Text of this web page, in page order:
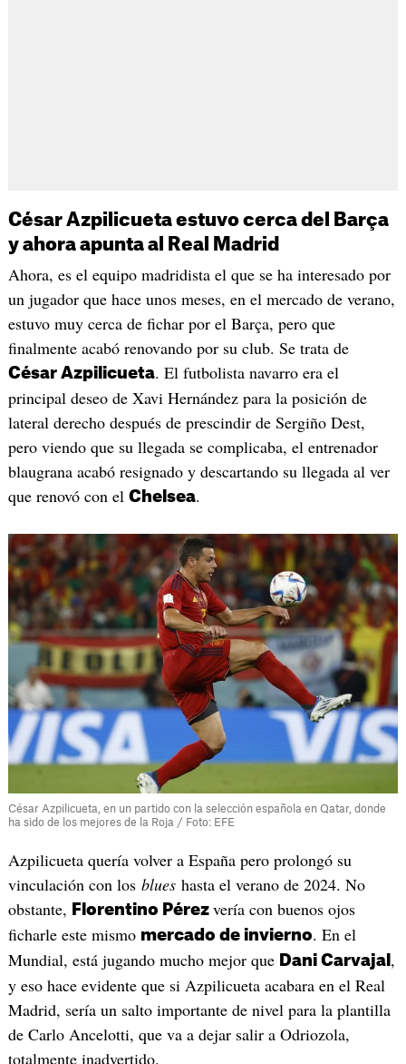
César Azpilicueta estuvo cerca del Barça
y ahora apunta al Real Madrid
Ahora, es el equipo madridista el que se ha interesado por
un jugador que hace unos meses, en el mercado de verano,
estuvo muy cerca de fichar por el Barça, pero que
finalmente acabó renovando por su club. Se trata de
César Azpilicueta. El futbolista navarro era el
principal deseo de Xavi Hernández para la posición de
lateral derecho después de prescindir de Sergiño Dest,
pero viendo que su llegada se complicaba, el entrenador
blaugrana acabó resignado y descartando su llegada al ver
que renovó con el Chelsea.
César Azpilicueta, en un partido con la selección española en Qatar, donde
ha sido de los mejores de la Roja / Foto: EFE
Azpilicueta quería volver a España pero prolongó su
vinculación con los blues hasta el verano de 2024. No
obstante, Florentino Pérez vería con buenos ojos
ficharle este mismo mercado de invierno. En el
Mundial, está jugando mucho mejor que Dani Carvajal ,
y eso hace evidente que si Azpilicueta acabara en el Real
Madrid, sería un salto importante de nivel para la plantilla
de Carlo Ancelotti, que va a dejar salir a Odriozola,
totalmente inadvertido.